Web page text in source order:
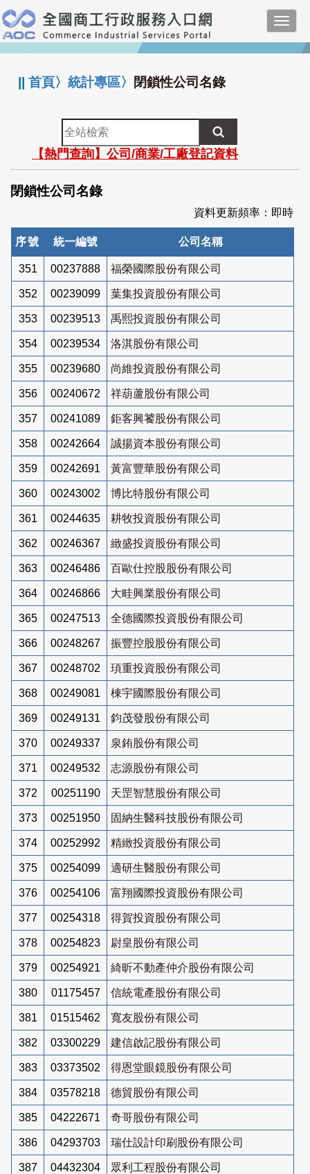
跳
到
主
要
:::
||首頁〉統計專區〉 閉鎖性公司名錄
全
站
檢
索
【熱門查詢】公司/商業/工廠登記資料
閉鎖性公司名錄
資料更新頻率：即時
序號 統一編號 公司名稱
351 00237888 福榮國際股份有限公司
352 00239099 葉集投資股份有限公司
353 00239513 禹熙投資股份有限公司
354 00239534 洛淇股份有限公司
355 00239680 尚維投資股份有限公司
356 00240672 祥葫蘆股份有限公司
357 00241089 鉅客興饕股份有限公司
358 00242664 誠揚資本股份有限公司
359 00242691 黃富豐華股份有限公司
360 00243002 博比特股份有限公司
361 00244635 耕牧投資股份有限公司
362 00246367 緻盛投資股份有限公司
363 00246486 百歐仕控股股份有限公司
364 00246866 大畦興業股份有限公司
365 00247513 全德國際投資股份有限公司
366 00248267 振豐控股股份有限公司
367 00248702 頊重投資股份有限公司
368 00249081 棟宇國際股份有限公司
369 00249131 鈞茂發股份有限公司
370 00249337 泉銪股份有限公司
371 00249532 志源股份有限公司
372 00251190 天罡智慧股份有限公司
373 00251950 固納生醫科技股份有限公司
374 00252992 精緻投資股份有限公司
375 00254099 適研生醫股份有限公司
376 00254106 富翔國際投資股份有限公司
377 00254318 得賀投資股份有限公司
378 00254823 尉皇股份有限公司
379 00254921 綺昕不動產仲介股份有限公司
380 01175457 信統電產股份有限公司
381 01515462 寬友股份有限公司
382 03300229 建信啟記股份有限公司
383 03373502 得恩堂眼鏡股份有限公司
384 03578218 德貿股份有限公司
385 04222671 奇哥股份有限公司
386 04293703 瑞仕設計印刷股份有限公司
387 04432304 眾利工程股份有限公司